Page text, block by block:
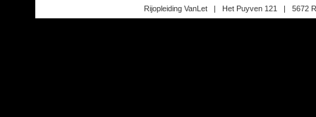
Rijopleiding VanLet | Het Puyven 121 | 5672